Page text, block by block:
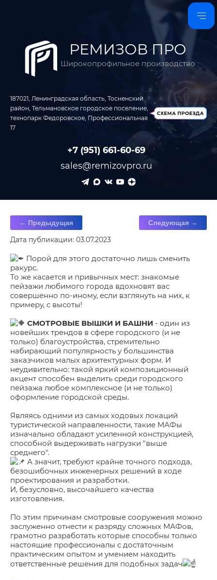
РЕМИЗОВ ПРО
Широкопрофильное производство
187021, Ленинградская область, Тосненский
район, Тельмановское городское поселение,
технопарк Федоровское, Профессиональная
17
+7 (951) 661-60-69
sales@remizovpro.ru
← Предыдущая Следующая →
Дата публикации: 03.07.2023
Порой для этого достаточно лишь сменить
ракурс.
То же касается и привычных мест: знакомые
пейзажи любимого города вдохновят вас
совершенно по-иному, если взглянуть на них, к
примеру, с высоты!
СМОТРОВЫЕ ВЫШКИ И БАШНИ - один из
новейших трендов в сфере городского (и не
только) благоустройства, стремительно
набирающий популярность у большинства
заказчиков малых архитектурных форм. И
неудивительно: такой яркий композиционный
акцент способен выделить среди городского
пейзажа любое комплексное (и не только)
оформление городской среды.
Являясь одними из самых ходовых локаций
туристической направленности, такие МАФы
изначально обладают усиленной конструкцией,
способной выдерживать нагрузки "выше
среднего".
А значит, требуют крайне точного подхода,
безошибочных инженерных решений в ходе
проектирования и разработки.
И, безусловно, высочайшего качества
изготовления.
По этим причинам смотровые сооружения можно
заслуженно отнести к разряду сложных МАФов,
грамотно разработать которые способны только
настоящие профессионалы с достаточным
практическим опытом и умением находить
ответственные решения для подобных задач